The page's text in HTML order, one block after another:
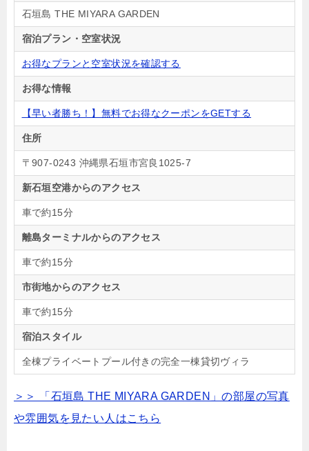
石垣島 THE MIYARA GARDEN
宿泊プラン・空室状況
お得なプランと空室状況を確認する
お得な情報
【早い者勝ち！】無料でお得なクーポンをGETする
住所
〒907-0243 沖縄県石垣市宮良1025-7
新石垣空港からのアクセス
車で約15分
離島ターミナルからのアクセス
車で約15分
市街地からのアクセス
車で約15分
宿泊スタイル
全棟プライベートプール付きの完全一棟貸切ヴィラ
＞＞ 「石垣島 THE MIYARA GARDEN」の部屋の写真
や雰囲気を見たい人はこちら